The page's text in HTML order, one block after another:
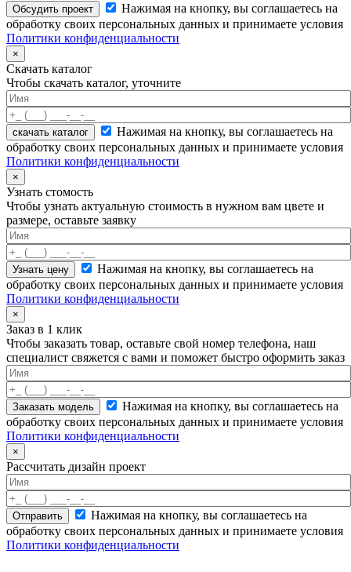
Нажимая на кнопку, вы соглашаетесь на
обработку своих персональных данных и принимаете условия
Политики конфиденциальности
×
Скачать каталог
Чтобы скачать каталог, уточните
скачать каталог
Нажимая на кнопку, вы соглашаетесь на
обработку своих персональных данных и принимаете условия
Политики конфиденциальности
×
Узнать стомость
Чтобы узнать актуальную стоимость в нужном вам цвете и
размере, оставьте заявку
Нажимая на кнопку, вы соглашаетесь на
обработку своих персональных данных и принимаете условия
Политики конфиденциальности
×
Заказ в 1 клик
Чтобы заказать товар, оставьте свой номер телефона, наш
специалист свяжется с вами и поможет быстро оформить заказ
Нажимая на кнопку, вы соглашаетесь на
обработку своих персональных данных и принимаете условия
Политики конфиденциальности
×
Рассчитать дизайн проект
Нажимая на кнопку, вы соглашаетесь на
обработку своих персональных данных и принимаете условия
Политики конфиденциальности